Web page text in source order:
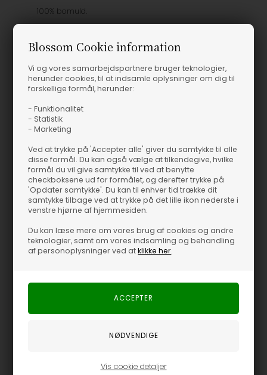
Blossom Cookie information
Vi og vores samarbejdspartnere bruger teknologier,
herunder cookies, til at indsamle oplysninger om dig til
forskellige formål, herunder:
- Funktionalitet
- Statistik
- Marketing
Ved at trykke på 'Accepter alle' giver du samtykke til alle
disse formål. Du kan også vælge at tilkendegive, hvilke
formål du vil give samtykke til ved at benytte
checkboksene ud for formålet, og derefter trykke på
'Opdater samtykke'. Du kan til enhver tid trække dit
samtykke tilbage ved at trykke på det lille ikon nederste i
venstre hjørne af hjemmesiden.
Du kan læse mere om vores brug af cookies og andre
teknologier, samt om vores indsamling og behandling
af personoplysninger ved atklikke her.
Vis cookie detaljer
100% bomuld.
Den sorte Adine Baseball Cap fra Parajumpers er et sikkert valg
til den modebevidste garderobe. Det klassiske cap-design og
outfits og mere gennemførte looks. Parajumpers er kendt for at
forene funktion og stil, og det ses tydeligt her i en cap med et
Tænk på en lys dag, hvor du gerne vil skærme for solen og
samtidig give dit outfit et cool touch. Adine Baseball Cap passer
perfekt til en tur i byen, en afslappet weekend eller som en
sporty kontrast til et mere formelt sæt. Den sorte nuance gør det
let at kombinere den med både stærke farver og neutrale
basisdele.
Derfor bliver den hurtigt en favorit: Den er først og fremmest
utrolig alsidig og kan bruges året rundt. Samtidig har den en
diskret elegance, der fungerer lige godt til dagtimerne som til
aftenen. Og med den behagelige, klassiske pasform får du en
Med Adine Baseball Cap fra Parajumpers får du en cap, der
aktuel sæson efter sæson.